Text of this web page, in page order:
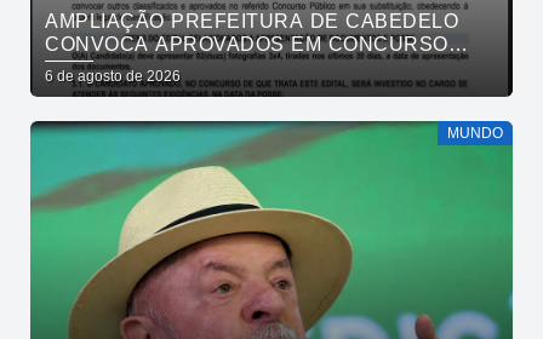
AMPLIAÇÃO PREFEITURA DE CABEDELO
CONVOCA APROVADOS EM CONCURSO
PÚBLICO DA SAÚDE PARA APRESENTAÇÃO
DE DOCUMENTOS
6 de agosto de 2026
MUNDO